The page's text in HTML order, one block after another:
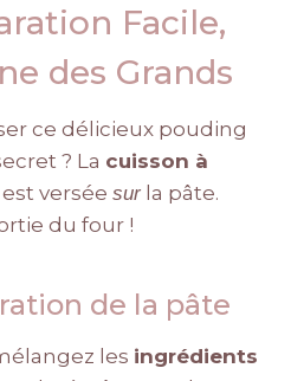
Facile,
des Grands
ce délicieux pouding
? La cuisson à
versée sur la pâte.
du four !
de la pâte
les ingrédients